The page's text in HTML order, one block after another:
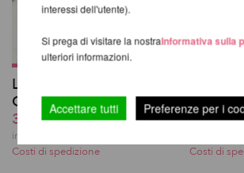
Lure You Low Waist
Garter Shorts - Luna
37,93 EUR
incl. 22 % UST escl.
Costi di spedizione
con
19,48
Costi di
interessi dell'utente).
Si prega di visitare la nostraInformativa sulla
ulteriori informazioni.
Accettare tutti Preferenze per i